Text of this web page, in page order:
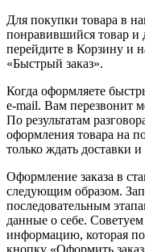
Для покупки товара в
понравившийся товар и
перейдите в Корзину и
«Быстрый заказ».
Когда оформляете
e-mail. Вам перезвонит
По результатам
оформления товара на
только ждать доставки
Оформление заказа в
следующим образом.
последовательным
данные о себе.
информацию, которая
кнопку «Оформить